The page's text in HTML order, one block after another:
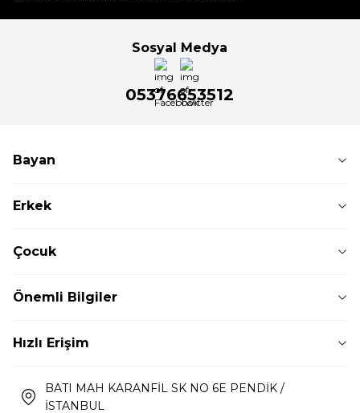
Sosyal Medya
05376653512
Bayan
Erkek
Çocuk
Önemli Bilgiler
Hızlı Erişim
BATI MAH KARANFİL SK NO 6E PENDİK /
İSTANBUL